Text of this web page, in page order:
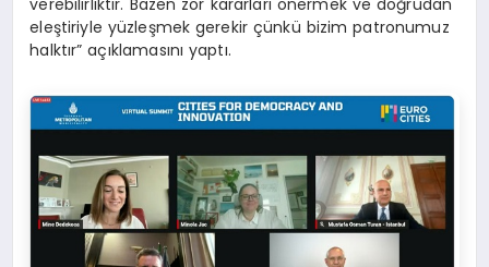
verebilirliktir. Bazen zor kararları önermek ve doğrudan
eleştiriyle yüzleşmek gerekir çünkü bizim patronumuz
halktır” açıklamasını yaptı.